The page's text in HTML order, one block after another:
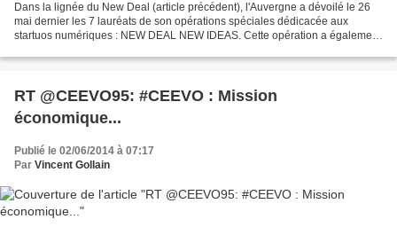
Dans la lignée du New Deal (article précédent), l'Auvergne a dévoilé le 26
mai dernier les 7 lauréats de son opérations spéciales dédicacée aux
startuos numériques : NEW DEAL NEW IDEAS. Cette opération a également
RT @CEEVO95: #CEEVO : Mission
économique...
Publié le 02/06/2014 à 07:17
Par Vincent Gollain